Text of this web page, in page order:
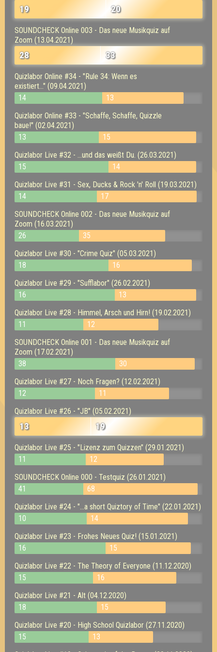
19 20
SOUNDCHECK Online 003 - Das neue Musikquiz auf
Zoom (13.04.2021)
28 33
Quizlabor Online #34 - "Rule 34: Wenn es
existiert..." (09.04.2021)
14
13
Quizlabor Online #33 - "Schaffe, Schaffe, Quizzle
baue!" (02.04.2021)
13
15
Quizlabor Live #32 - ...und das weißt Du. (26.03.2021)
15
14
Quizlabor Live #31 - Sex, Ducks & Rock 'n' Roll (19.03.2021)
14
17
SOUNDCHECK Online 002 - Das neue Musikquiz auf
Zoom (16.03.2021)
26
35
Quizlabor Live #30 - "Crime Quiz" (05.03.2021)
18
16
Quizlabor Live #29 - "Sufflabor" (26.02.2021)
16
13
Quizlabor Live #28 - Himmel, Arsch und Hirn! (19.02.2021)
11
12
SOUNDCHECK Online 001 - Das neue Musikquiz auf
Zoom (17.02.2021)
38
30
Quizlabor Live #27 - Noch Fragen? (12.02.2021)
12
11
Quizlabor Live #26 - "JB" (05.02.2021)
13 19
Quizlabor Live #25 - "Lizenz zum Quizzen" (29.01.2021)
11
12
SOUNDCHECK Online 000 - Testquiz (26.01.2021)
41
68
Quizlabor Live #24 - "...a short Quiztory of Time" (22.01.2021)
10
14
Quizlabor Live #23 - Frohes Neues Quiz! (15.01.2021)
16
15
Quizlabor Live #22 - The Theory of Everyone (11.12.2020)
15
16
Quizlabor Live #21 - Alt (04.12.2020)
18
15
Quizlabor Live #20 - High School Quizlabor (27.11.2020)
15
13